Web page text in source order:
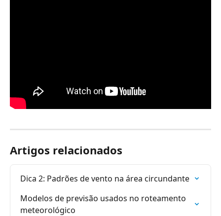
Artigos relacionados
Dica 2: Padrões de vento na área circundante
Modelos de previsão usados ​​no roteamento
meteorológico